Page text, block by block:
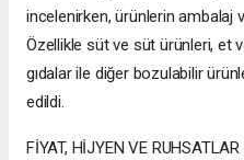
incelenirken, ürünlerin ambalaj
Özellikle süt ve süt ürünleri, et
gıdalar ile diğer bozulabilir
edildi.
FİYAT, HİJYEN VE